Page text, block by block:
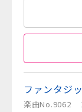
ファンタジ
楽曲No.9062